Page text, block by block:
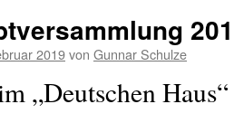
2019von Gunnar Schulze
„Deutschen Haus“